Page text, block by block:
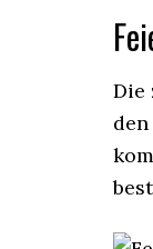
Die